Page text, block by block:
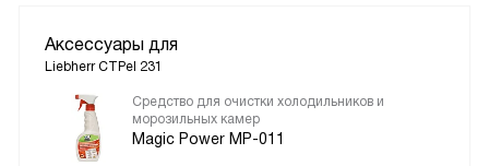
Аксессуары для
Liebherr CTPel 231
Средство для очистки холодильников и
морозильных камер
Magic Power MP-011